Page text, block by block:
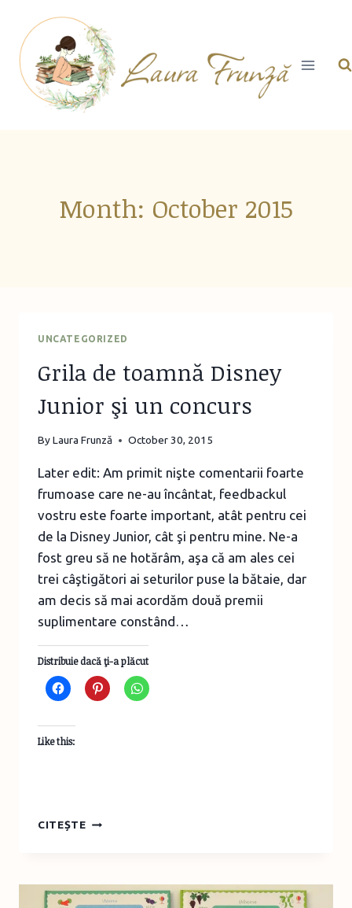
content
Month: October 2015
UNCATEGORIZED
Grila de toamnă Disney
Junior şi un concurs
ByLaura Frunză October 30, 2015
Later edit: Am primit nişte comentarii foarte
frumoase care ne-au încântat, feedbackul
vostru este foarte important, atât pentru cei
de la Disney Junior, cât şi pentru mine. Ne-a
fost greu să ne hotărâm, aşa că am ales cei
trei câştigători ai seturilor puse la bătaie, dar
am decis să mai acordăm două premii
suplimentare constând…
Distribuie dacă ţi-a plăcut
Like this:
CITEȘTEGRILA
JUNIOR
ŞI